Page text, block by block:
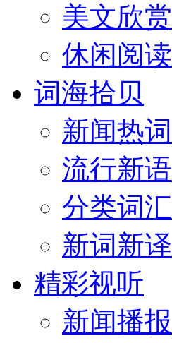
美文欣赏
休闲阅读
词海拾贝
新闻热词
流行新语
分类词汇
新词新译
精彩视听
新闻播报